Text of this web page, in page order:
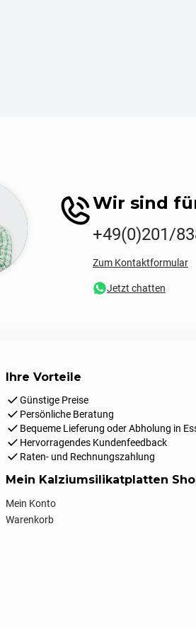
Wir sind
+49(0)201/
Zum Kontaktformular
Jetzt chatten
Ihre Vorteile
Günstige Preise
Persönliche Beratung
Bequeme Lieferung oder Abholung in
Hervorragendes Kundenfeedback
Raten- und Rechnungszahlung
Mein Kalziumsilikatplatten
Mein Konto
Warenkorb